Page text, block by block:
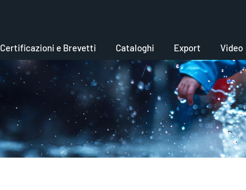
Certificazioni e Brevetti Cataloghi Export Video